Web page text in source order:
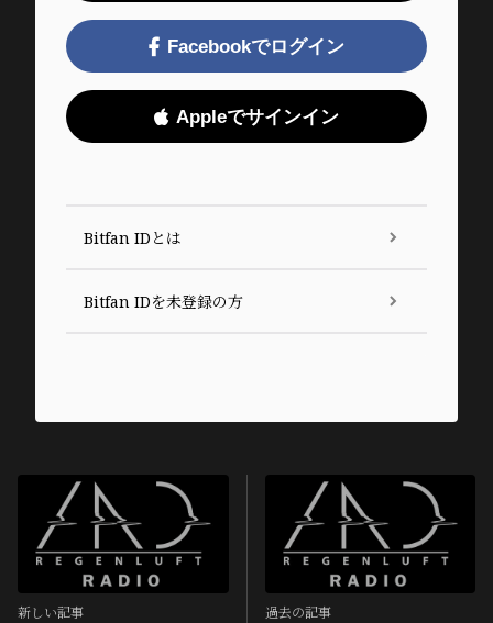
Facebookでログイン
Appleでサインイン
Bitfan IDとは
Bitfan IDを未登録の方
新しい記事 過去の記事